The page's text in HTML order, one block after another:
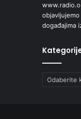
događajima
Kategorije